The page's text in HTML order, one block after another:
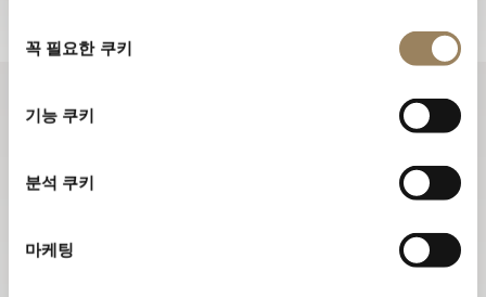
꼭 필요한 쿠키
기능 쿠키
분석 쿠키
마케팅